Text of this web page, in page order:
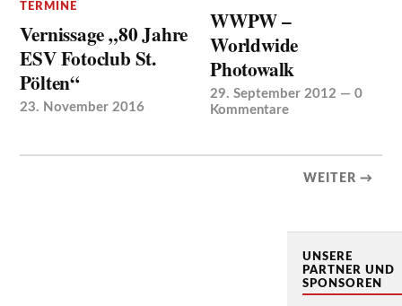
TERMINE
Vernissage „80 Jahre
ESV Fotoclub St.
Pölten“
23. November 2016
WWPW –
Worldwide
Photowalk
29. September 2012 —0
Kommentare
WEITER →
UNSERE
PARTNER UND
SPONSOREN